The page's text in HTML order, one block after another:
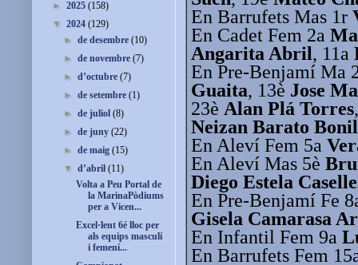
En Barrufets Mas 1r
En Cadet Fem 2a
Angarita Abril, 11a
En Pre-Benjamí Ma
Guaita, 13è Jose
23è Alan Plá Torres
Neizan Barato
En Aleví Fem 5a
En Aleví Mas 5è
Diego Estela
En Pre-Benjamí Fe
Gisela Camarasa
En Infantil Fem 9a
En Barrufets Fem
► 2025 (158)
▼ 2024 (129)
►de desembre(10)
►de novembre(7)
►d’octubre(7)
►de setembre(1)
►de juliol(8)
►de juny(22)
►de maig(15)
▼d’abril(11)
Volta a Peu Portal de
la MarinaPòdiums
per a Vicen...
Excel·lent 6é lloc per
als equips masculí
i femení...